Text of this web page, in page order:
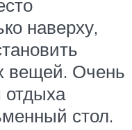
наверху,
вещей. Очень
отдыха
стол.